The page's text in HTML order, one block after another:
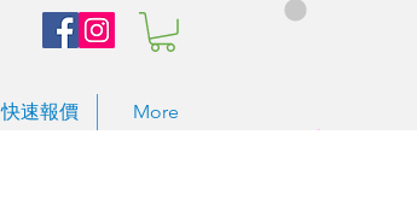
快速報價 More